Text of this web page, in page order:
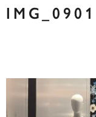
IMG_0901